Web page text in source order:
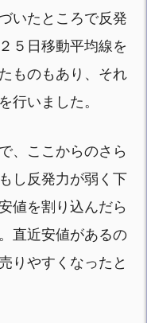
いたところで反発
５日移動平均線を
ものもあり、それ
行いました。
、ここからのさら
し反発力が弱く下
値を割り込んだら
直近安値があるの
りやすくなったと